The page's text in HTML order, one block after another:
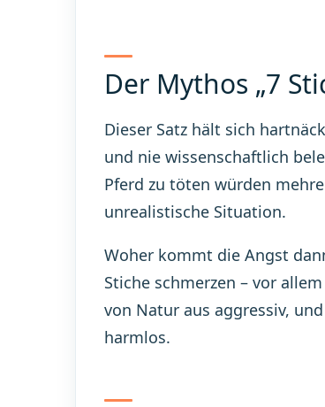
Der Mythos „7
Dieser Satz hält sich
und nie wissenschaftlich
Pferd zu töten würden
unrealistische Situation.
Woher kommt die Angst
Stiche schmerzen – vor
von Natur aus aggressiv,
harmlos.